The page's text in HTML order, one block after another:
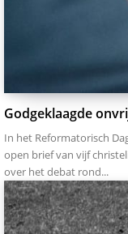
Godgeklaagde
In het Reformatorisch
open brief van vijf
over het debat rond...